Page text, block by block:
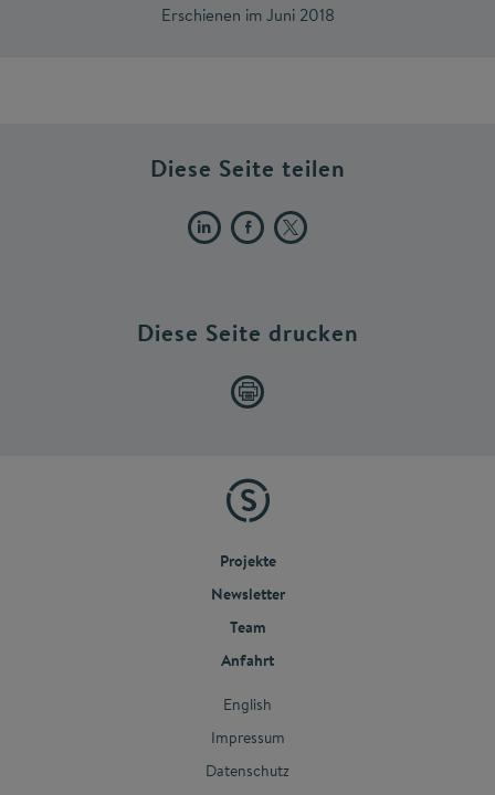
Erschienen im Juni 2018
Diese Seite teilen
Diese Seite drucken
Projekte
Newsletter
Team
Anfahrt
English
Impressum
Datenschutz